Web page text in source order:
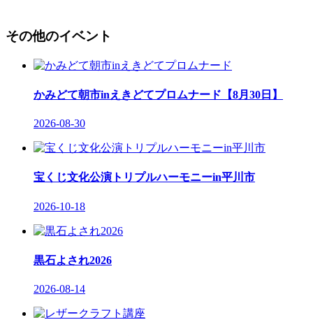
その他のイベント
かみどて朝市inえきどてプロムナード【8月30日】
2026-08-30
宝くじ文化公演トリプルハーモニーin平川市
2026-10-18
黒石よされ2026
2026-08-14